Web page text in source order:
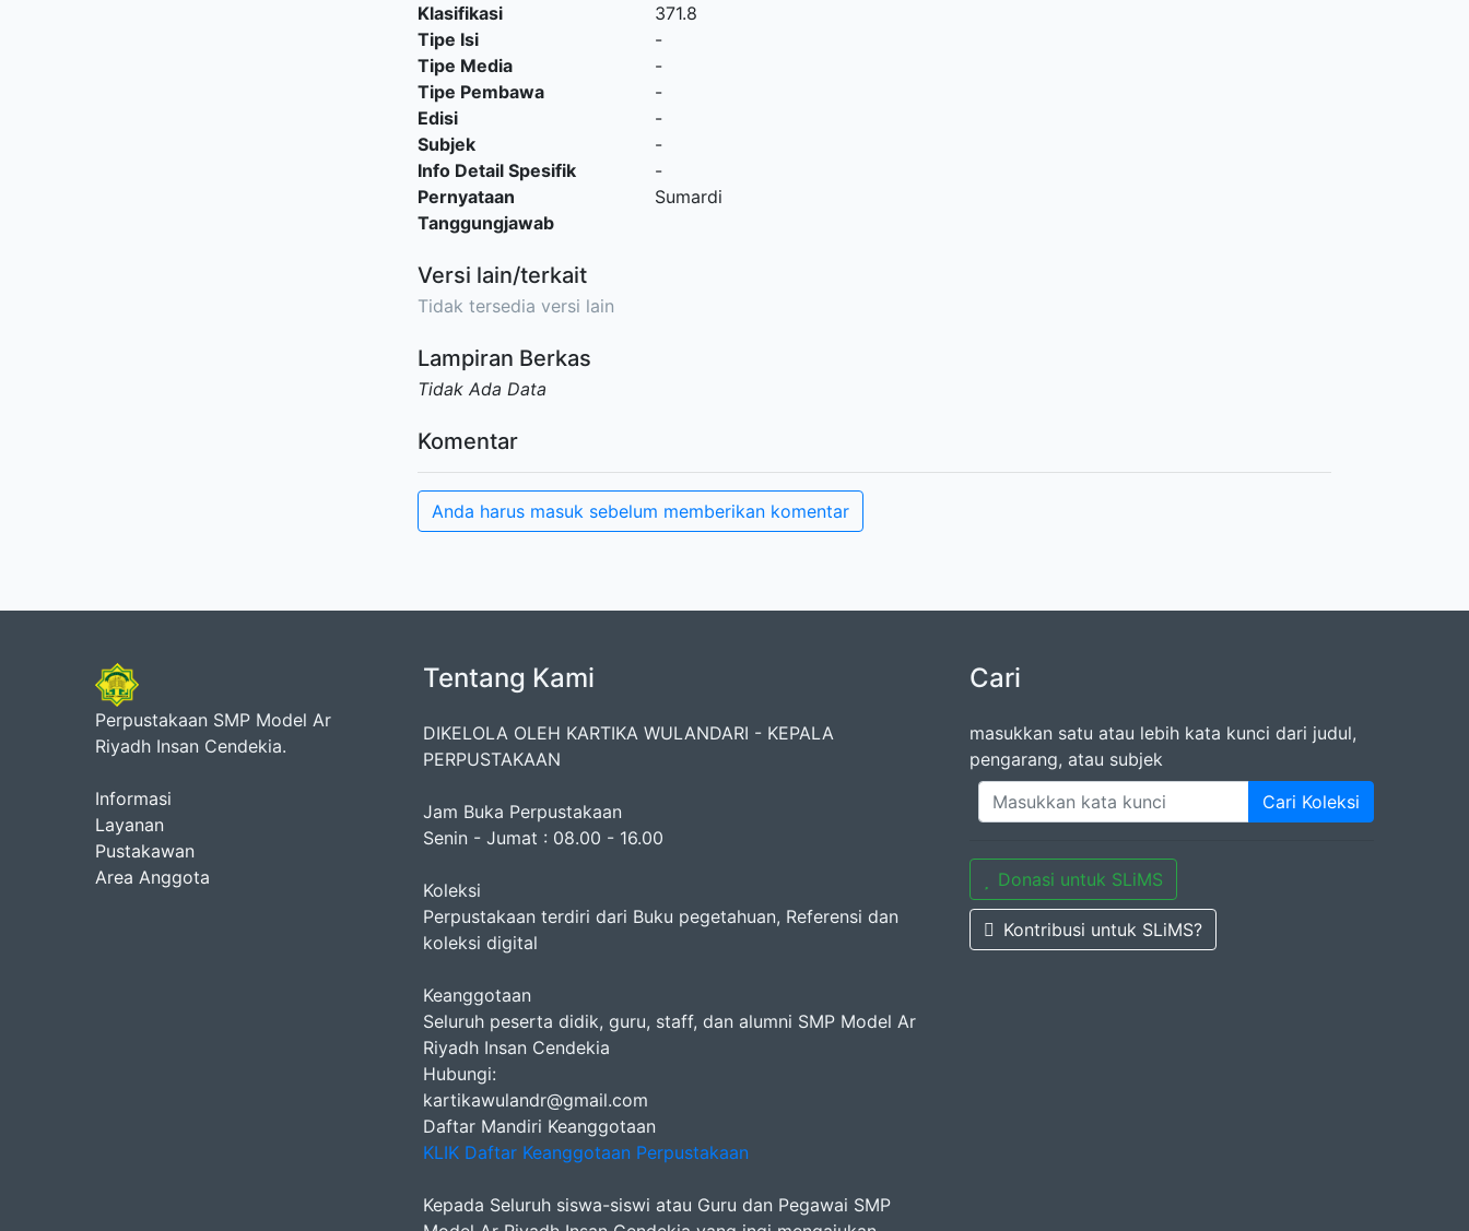
Klasifikasi
371.8
Tipe Isi
-
Tipe Media
-
Tipe Pembawa
-
Edisi
-
Subjek
-
Info Detail Spesifik
-
Pernyataan
Tanggungjawab
Sumardi
Versi lain/terkait
Tidak tersedia versi lain
Lampiran Berkas
Tidak Ada Data
Komentar
Anda harus masuk sebelum memberikan komentar
Perpustakaan SMP Model Ar
Riyadh Insan Cendekia.
Informasi
Layanan
Pustakawan
Area Anggota
Tentang Kami
DIKELOLA OLEH KARTIKA WULANDARI - KEPALA
PERPUSTAKAAN
Jam Buka Perpustakaan
Senin - Jumat : 08.00 - 16.00
Koleksi
Perpustakaan terdiri dari Buku pegetahuan, Referensi dan
koleksi digital
Keanggotaan
Seluruh peserta didik, guru, staff, dan alumni SMP Model Ar
Riyadh Insan Cendekia
Hubungi:
kartikawulandr@gmail.com
Daftar Mandiri Keanggotaan
KLIK Daftar Keanggotaan Perpustakaan
Kepada Seluruh siswa-siswi atau Guru dan Pegawai SMP
Cari
masukkan satu atau lebih kata kunci dari judul,
pengarang, atau subjek
Cari Koleksi
Donasi untuk SLiMS
Kontribusi untuk SLiMS?